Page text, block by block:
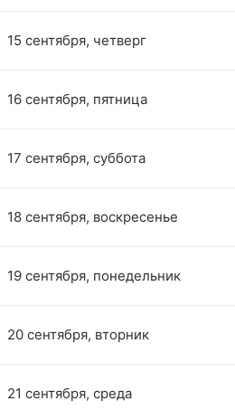
15 сентября, четверг
16 сентября, пятница
17 сентября, суббота
18 сентября, воскресенье
19 сентября, понедельник
20 сентября, вторник
21 сентября, среда